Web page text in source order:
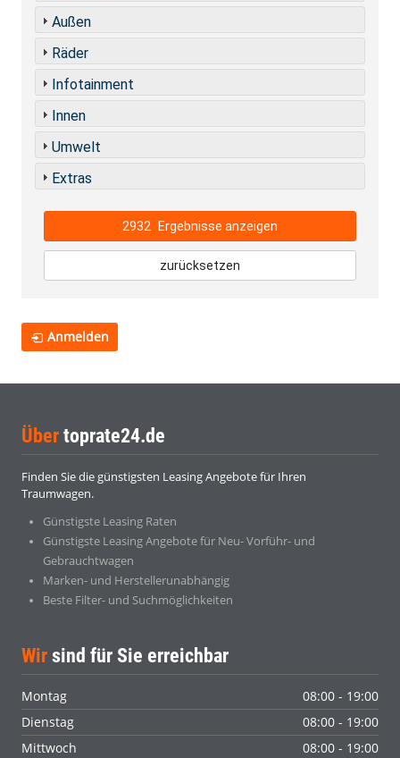
Außen
Räder
Infotainment
Innen
Umwelt
Extras
2932 Ergebnisse anzeigen
zurücksetzen
Anmelden
Über toprate24.de
Finden Sie die günstigsten Leasing Angebote für Ihren
Traumwagen.
Günstigste Leasing Raten
Günstigste Leasing Angebote für Neu- Vorführ- und
Gebrauchtwagen
Marken- und Herstellerunabhängig
Beste Filter- und Suchmöglichkeiten
Wir sind für Sie erreichbar
Montag
08:00 - 19:00
Dienstag
08:00 - 19:00
Mittwoch
08:00 - 19:00